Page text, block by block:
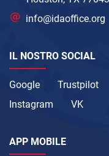
info@idaoffice.org
IL NOSTRO SOCIAL
Google Trustpilot
Instagram
VK
APP MOBILE